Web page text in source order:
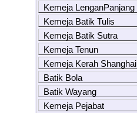
Kemeja LenganPanjang
Kemeja Batik Tulis
Kemeja Batik Sutra
Kemeja Tenun
Kemeja Kerah Shanghai
Batik Bola
Batik Wayang
Kemeja Pejabat